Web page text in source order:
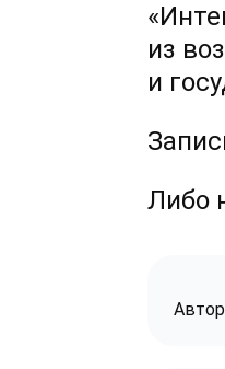
из
и
Либо